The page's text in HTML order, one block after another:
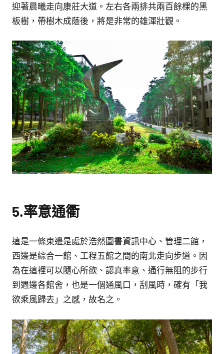
迎著晨曦走向康莊大道。左右各兩排共兩百餘棵的黑
板樹，帶樹木成蔭後，將是非常的雄渾壯觀。
5.率意通衢
這是一條東邊是處於浩然圖書資訊中心、管理二館，
西邊是綜合一館、工程五館之間的南北走向步道。因
為在這裡可以隨心所欲、認真率意、通行無阻的步行
到週邊各館舍，也是一個通風口，刮風時，確有「我
欲乘風歸去」之感，故名之。